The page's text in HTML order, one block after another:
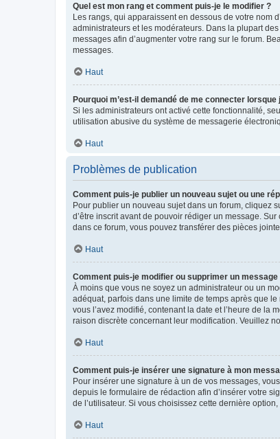
Quel est mon rang et comment puis-je le modifier ?
Les rangs, qui apparaissent en dessous de votre nom
administrateurs et les modérateurs. Dans la plupart
messages afin d’augmenter votre rang sur le forum.
messages.
Haut
Pourquoi m’est-il demandé de me connecter
Si les administrateurs ont activé cette fonctionnalité,
utilisation abusive du système de messagerie
Haut
Problèmes de publication
Comment puis-je publier un nouveau sujet ou une
Pour publier un nouveau sujet dans un forum, cliquez
d’être inscrit avant de pouvoir rédiger un message.
dans ce forum, vous pouvez transférer des pièces
Haut
Comment puis-je modifier ou supprimer un message
À moins que vous ne soyez un administrateur ou un
adéquat, parfois dans une limite de temps après que
vous l’avez modifié, contenant la date et l’heure de la
raison discrète concernant leur modification. Veuillez
Haut
Comment puis-je insérer une signature à mon
Pour insérer une signature à un de vos messages,
depuis le formulaire de rédaction afin d’insérer votre
de l’utilisateur. Si vous choisissez cette dernière
Haut